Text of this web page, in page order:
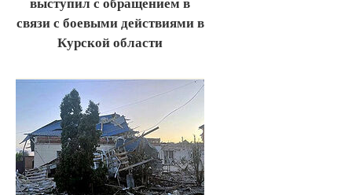
связи с боевыми действиями в
Курской области